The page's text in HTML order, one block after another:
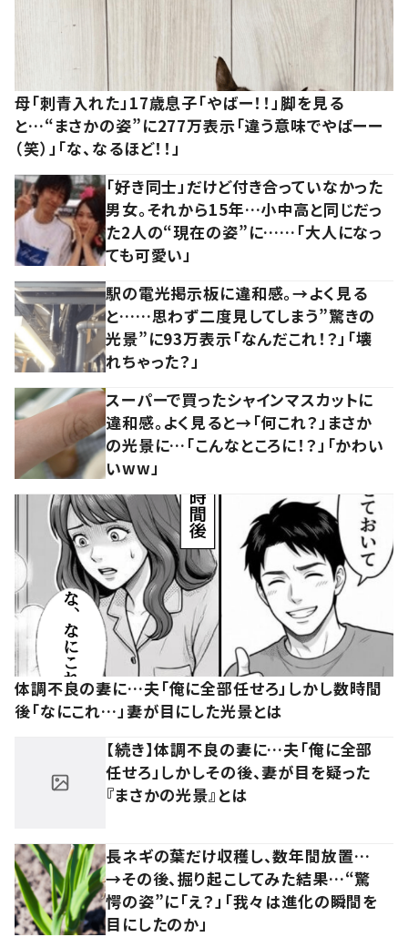
母「刺青入れた」17歳息子「やばー！！」脚を見る
と…“まさかの姿”に277万表示「違う意味でやばーー
（笑）」「な、なるほど！！」
「好き同士」だけど付き合っていなかった
男女。それから15年…小中高と同じだっ
た2人の“現在の姿”に……「大人になっ
ても可愛い」
駅の電光掲示板に違和感。→よく見る
と……思わず二度見してしまう”驚きの
光景”に93万表示「なんだこれ！？」「壊
れちゃった？」
スーパーで買ったシャインマスカットに
違和感。よく見ると→「何これ？」まさか
の光景に…「こんなところに！？」「かわい
いww」
体調不良の妻に…夫「俺に全部任せろ」しかし数時間
後「なにこれ…」妻が目にした光景とは
【続き】体調不良の妻に…夫「俺に全部
任せろ」しかしその後、妻が目を疑った
『まさかの光景』とは
長ネギの葉だけ収穫し、数年間放置…
→その後、掘り起こしてみた結果…“驚
愕の姿”に「え？」「我々は進化の瞬間を
目にしたのか」